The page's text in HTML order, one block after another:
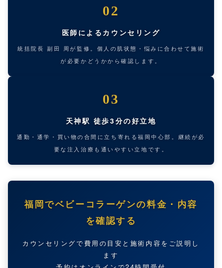
02
医師によるカウンセリング
統括院長 副田 周が監修。個人の肌状態・悩みに合わせて施術
が必要かどうかから確認します。
03
天神駅 徒歩3分の好立地
通勤・通学・買い物の合間に立ち寄れる福岡中心部。継続が必
要な注入治療も通いやすい立地です。
福岡でベビーコラーゲンの料金・内容
を確認する
カウンセリングで費用の目安と施術内容をご説明し
ます